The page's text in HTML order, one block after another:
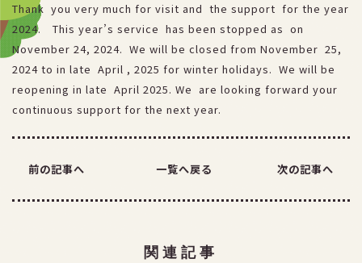
FAX：026-254-3850
Thank you very much for visit and the support for the year
2024. This year’s service has been stopped as on
November 24, 2024. We will be closed from November 25,
2024 to in late April , 2025 for winter holidays. We will be
reopening in late April 2025. We are looking forward your
continuous support for the next year.
前の記事へ 一覧へ戻る 次の記事へ
関連記事